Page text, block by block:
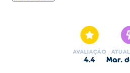
ir a toda velocidade e derrapar
diferentes. As competições
ganhar dinheiro, então você
AVALIAÇÃO
4.4 mar.